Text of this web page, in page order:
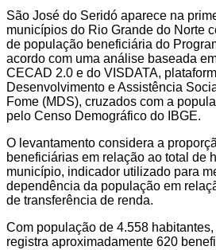
São José do Seridó aparece na
municípios do Rio Grande do Norte
de população beneficiária do
acordo com uma análise baseada
CECAD 2.0 e do VISDATA,
Desenvolvimento e Assistência
Fome (MDS), cruzados com a
pelo Censo Demográfico do IBGE.
O levantamento considera a
beneficiárias em relação ao total de
município, indicador utilizado para
dependência da população em
de transferência de renda.
Com população de 4.558
registra aproximadamente 620